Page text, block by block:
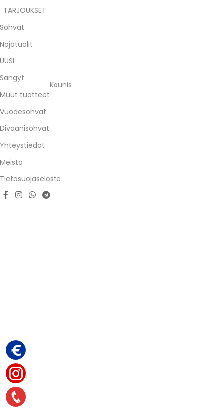
TARJOUKSET
Sohvat
Nojatuolit
UUSI
Sängyt
Muut tuotteet
Kaunis
Vuodesohvat
Divaanisohvat
Yhteystiedot
Meista
Tietosuojaseloste